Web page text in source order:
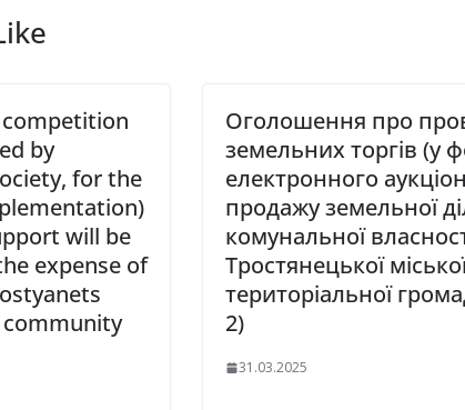
by
for the
will be
expense of
Оголошення про
земельних торгів (у
електронного
продажу земельної
комунальної
Тростянецької
територіальної
2)
31.03.2025